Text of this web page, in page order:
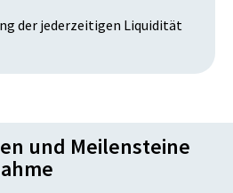
der jederzeitigen Liquidität
und Meilensteine